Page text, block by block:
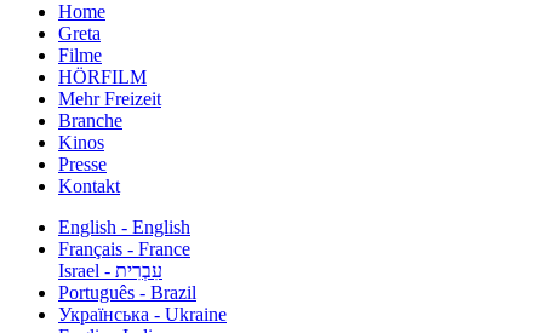
Home
Greta
Filme
HÖRFILM
Mehr Freizeit
Branche
Kinos
Presse
Kontakt
English - English
Français - France
עִבְרִית - Israel
Português - Brazil
Українська - Ukraine